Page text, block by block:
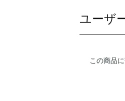
ユーザ
この商品